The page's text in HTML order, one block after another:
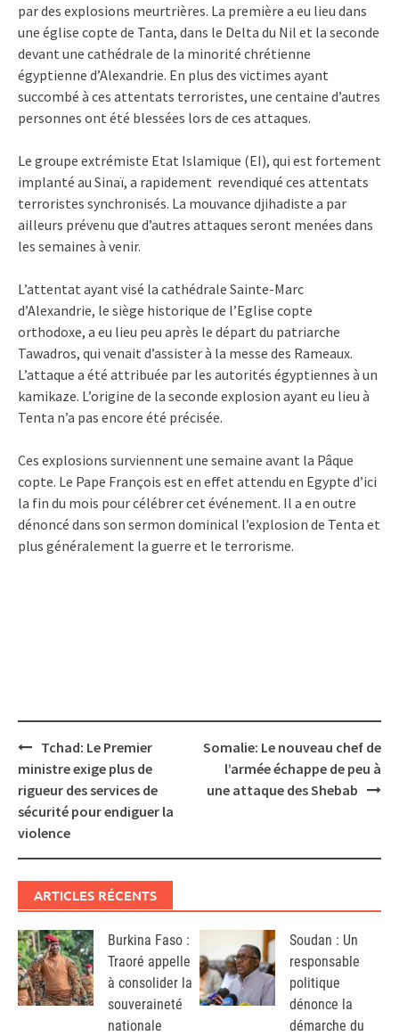
par des explosions meurtrières. La première a eu lieu dans
une église copte de Tanta, dans le Delta du Nil et la seconde
devant une cathédrale de la minorité chrétienne
égyptienne d’Alexandrie. En plus des victimes ayant
succombé à ces attentats terroristes, une centaine d’autres
personnes ont été blessées lors de ces attaques.
Le groupe extrémiste Etat Islamique (EI), qui est fortement
implanté au Sinaï, a rapidement revendiqué ces attentats
terroristes synchronisés. La mouvance djihadiste a par
ailleurs prévenu que d’autres attaques seront menées dans
les semaines à venir.
L’attentat ayant visé la cathédrale Sainte-Marc
d’Alexandrie, le siège historique de l’Eglise copte
orthodoxe, a eu lieu peu après le départ du patriarche
Tawadros, qui venait d’assister à la messe des Rameaux.
L’attaque a été attribuée par les autorités égyptiennes à un
kamikaze. L’origine de la seconde explosion ayant eu lieu à
Tenta n’a pas encore été précisée.
Ces explosions surviennent une semaine avant la Pâque
copte. Le Pape François est en effet attendu en Egypte d’ici
la fin du mois pour célébrer cet événement. Il a en outre
dénoncé dans son sermon dominical l’explosion de Tenta et
plus généralement la guerre et le terrorisme.
Post
navigation
Tchad: Le Premier
ministre exige plus de
rigueur des services de
sécurité pour endiguer la
violence
Somalie: Le nouveau chef de
l’armée échappe de peu à
une attaque des Shebab
ARTICLES RÉCENTS
Burkina Faso :
Traoré appelle
à consolider la
souveraineté
nationale
Soudan : Un
responsable
politique
dénonce la
démarche du